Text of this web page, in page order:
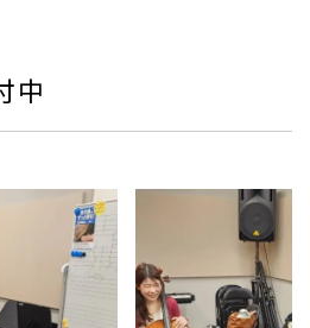
中